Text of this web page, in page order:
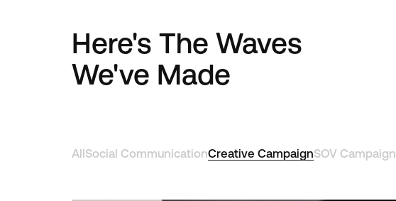
Here's The Waves
We've Made
AllSocial CommunicationCreative CampaignSOV Campaign
Connect With Us